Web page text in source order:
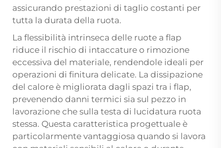
assicurando prestazioni di taglio costanti per
tutta la durata della ruota.
La flessibilità intrinseca delle ruote a flap
riduce il rischio di intaccature o rimozione
eccessiva del materiale, rendendole ideali per
operazioni di finitura delicate. La dissipazione
del calore è migliorata dagli spazi tra i flap,
prevenendo danni termici sia sul pezzo in
lavorazione che sulla testa di lucidatura ruota
stessa. Questa caratteristica progettuale è
particolarmente vantaggiosa quando si lavora